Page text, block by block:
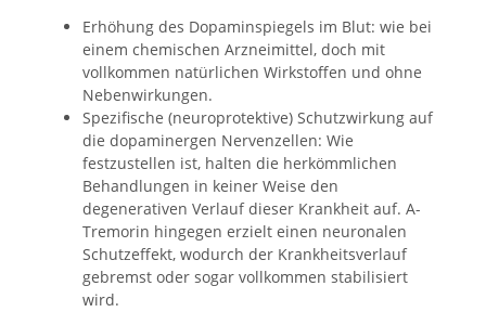
Erhöhung des Dopaminspiegels im Blut: wie bei
einem chemischen Arzneimittel, doch mit
vollkommen natürlichen Wirkstoffen und ohne
Nebenwirkungen.
Spezifische (neuroprotektive) Schutzwirkung auf
die dopaminergen Nervenzellen: Wie
festzustellen ist, halten die herkömmlichen
Behandlungen in keiner Weise den
degenerativen Verlauf dieser Krankheit auf. A-
Tremorin hingegen erzielt einen neuronalen
Schutzeffekt, wodurch der Krankheitsverlauf
gebremst oder sogar vollkommen stabilisiert
wird.